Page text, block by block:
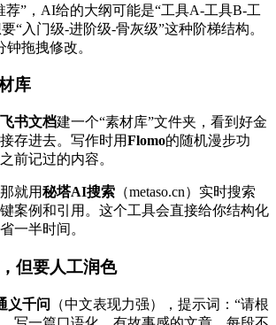
荐”，AI给的大纲可能是“工具A-工具B-工
“入门级-进阶级-骨灰级”这种阶梯结构。
拖拽修改。
库
飞书文档建一个“素材库”文件夹，看到好金
存进去。写作时用Flomo的随机漫步功
前记过的内容。
就用秘塔AI搜索 （metaso.cn）实时搜索
案例和引用。这个工具会直接给你结构化
一半时间。
但要人工润色
义千问
（中文表现力强），提示词：“请根